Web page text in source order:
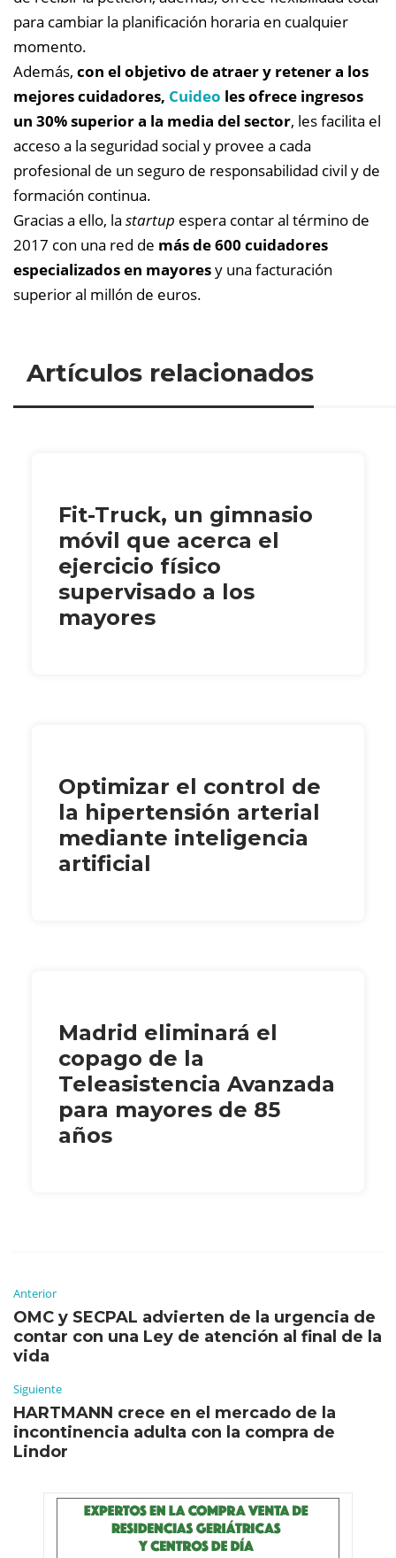
para cambiar la planificación horaria en cualquier
momento.
Además, con el objetivo de atraer y retener a los
mejores cuidadores, Cuideo les ofrece ingresos
un 30% superior a la media del sector, les facilita el
acceso a la seguridad social y provee a cada
profesional de un seguro de responsabilidad civil y de
formación continua.
Gracias a ello, la startup espera contar al término de
2017 con una red de más de 600 cuidadores
especializados en mayoresy una facturación
superior al millón de euros.
Artículos relacionados
Fit-Truck, un gimnasio
móvil que acerca el
ejercicio físico
supervisado a los
mayores
Optimizar el control de
la hipertensión arterial
mediante inteligencia
artificial
Madrid eliminará el
copago de la
Teleasistencia Avanzada
para mayores de 85
años
Anterior
OMC y SECPAL advierten de la urgencia de
contar con una Ley de atención al final de la
vida
Siguiente
HARTMANN crece en el mercado de la
incontinencia adulta con la compra de
Lindor